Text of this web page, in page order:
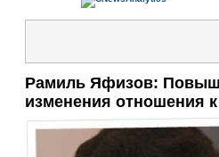
Рамиль Яфизов:
изменения отношения